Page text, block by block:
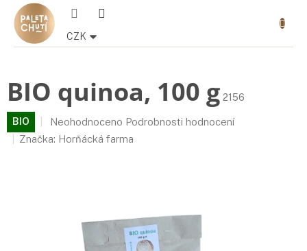
Přejít
obsah
CZK
košík
BIO quinoa, 100 g 2156
BIO
Průměrné
hodnocení
Neohodnoceno Podrobnosti hodnocení
Značka: Horňácká farma